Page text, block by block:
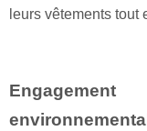
leurs vêtements tout